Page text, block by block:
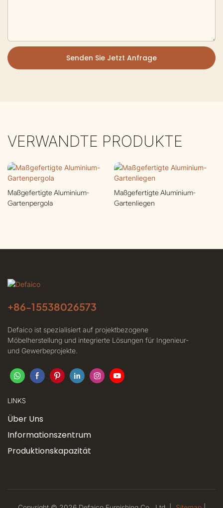
Senden Sie Jetzt Anfrage
VERWANDTE PRODUKTE
Maßgefertigte Aluminium-
Gartenpergola
Maßgefertigte Aluminium-
Gartenliegen
+86-15538026573
Defaico ist spezialisiert auf projektbezogene
Möbelherstellung und integrierte Lösungen für Ingenieur-
und Gewerbeprojekte.
LINKS
Über Uns
Informationszentrum
Produktionskapazität